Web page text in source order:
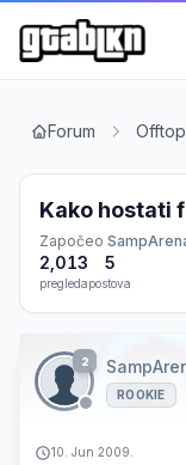
Forum
Kako hostati
Započeo
2,013
pregleda
5
postova
2
ROOKIE
10. Jun 2009.